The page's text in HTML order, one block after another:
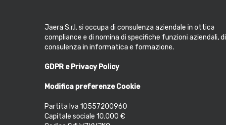
Jaera S.r.l. si occupa di consulenza aziendale in ottica
compliance e di nomina di specifiche funzioni aziendali, di
consulenza in informatica e formazione.
GDPR e Privacy Policy
Modifica preferenze Cookie
Partita Iva 10557200960
Capitale sociale 10.000 €